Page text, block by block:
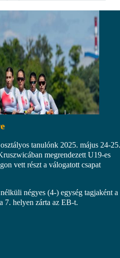
tanulónk 2025. május 24-25.
megrendezett U19-es
vett részt a válogatott csapat
négyes (4-) egység tagjaként a
7. helyen zárta az EB-t.